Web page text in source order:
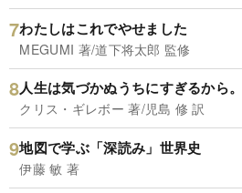
わたしはこれでやせました
MEGUMI 著/道下将太郎 監修
人生は気づかぬうちにすぎるから。
クリス・ギレボー 著/児島 修 訳
地図で学ぶ「深読み」世界史
伊藤 敏 著